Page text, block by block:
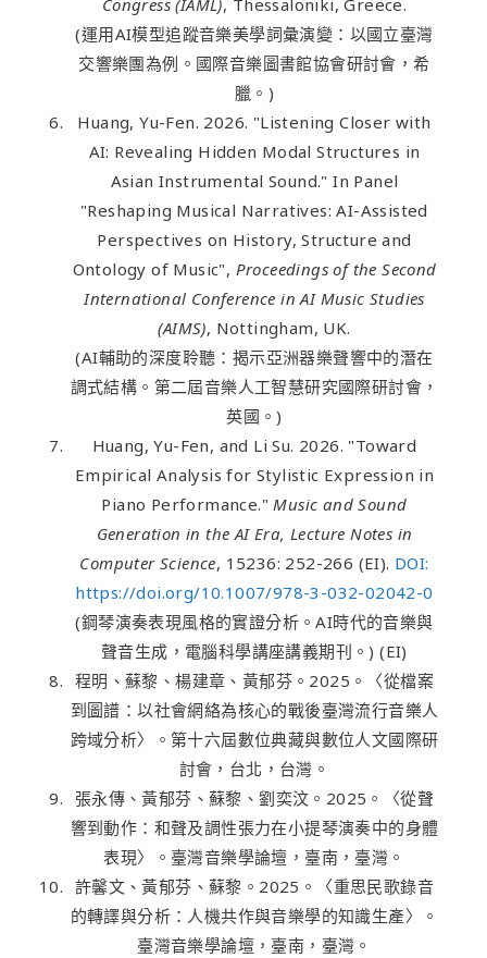
Congress (IAML), Thessaloniki, Greece.
(運用AI模型追蹤音樂美學詞彙演變：以國立臺灣
交響樂團為例。國際音樂圖書館協會研討會，希
臘。)
Huang, Yu-Fen. 2026. "Listening Closer with
AI: Revealing Hidden Modal Structures in
Asian Instrumental Sound." In Panel
"Reshaping Musical Narratives: AI-Assisted
Perspectives on History, Structure and
Ontology of Music", Proceedings of the Second
International Conference in AI Music Studies
(AIMS), Nottingham, UK.
(AI輔助的深度聆聽：揭示亞洲器樂聲響中的潛在
調式結構。第二屆音樂人工智慧研究國際研討會，
英國。)
Huang, Yu-Fen, and Li Su. 2026. "Toward
Empirical Analysis for Stylistic Expression in
Piano Performance."Music and Sound
Generation in the AI Era, Lecture Notes in
Computer Science, 15236: 252-266 (EI). DOI:
https://doi.org/10.1007/978-3-032-02042-0
(鋼琴演奏表現風格的實證分析。AI時代的音樂與
聲音生成，電腦科學講座講義期刊。) (EI)
程明、蘇黎、楊建章、黃郁芬。2025。〈從檔案
到圖譜：以社會網絡為核心的戰後臺灣流行音樂人
跨域分析〉。第十六屆數位典藏與數位人文國際研
討會，台北，台灣。
張永傳、黃郁芬、蘇黎、劉奕汶。2025。〈從聲
響到動作：和聲及調性張力在小提琴演奏中的身體
表現〉。臺灣音樂學論壇，臺南，臺灣。
許馨文、黃郁芬、蘇黎。2025。〈重思民歌錄音
的轉譯與分析：人機共作與音樂學的知識生產〉。
臺灣音樂學論壇，臺南，臺灣。